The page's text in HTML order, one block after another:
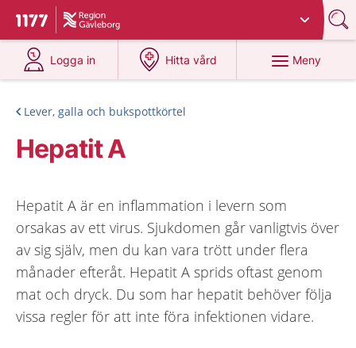
Till startsidan för 1177
Du har valt region
Logga in
på 1177.se
Hitta vård
på 1177.se
Meny
Lever, galla och bukspottkörtel
Hepatit A
Hepatit A är en inflammation i levern som
orsakas av ett virus. Sjukdomen går vanligtvis över
av sig själv, men du kan vara trött under flera
månader efteråt. Hepatit A sprids oftast genom
mat och dryck. Du som har hepatit behöver följa
vissa regler för att inte föra infektionen vidare.